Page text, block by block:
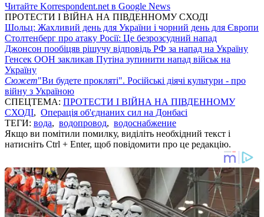
Читайте Korrespondent.net в Google News
ПРОТЕСТИ І ВІЙНА НА ПІВДЕННОМУ СХОДІ
Шольц: Жахливий день для України і чорний день для Європи
Столтенберг про атаку Росії: Це безрозсудний напад
Джонсон пообіцяв рішучу відповідь РФ за напад на Україну
Генсек ООН закликав Путіна зупинити напад військ на
Україну
Сюжет"Ви будете прокляті". Російські діячі культури - про
війну з Україною
СПЕЦТЕМА: ПРОТЕСТИ І ВІЙНА НА ПІВДЕННОМУ
СХОДІ, Операція об'єднаних сил на Донбасі
ТЕГИ: вода, водопровод, водоснабжение
Якщо ви помітили помилку, виділіть необхідний текст і
натисніть Ctrl + Enter, щоб повідомити про це редакцію.